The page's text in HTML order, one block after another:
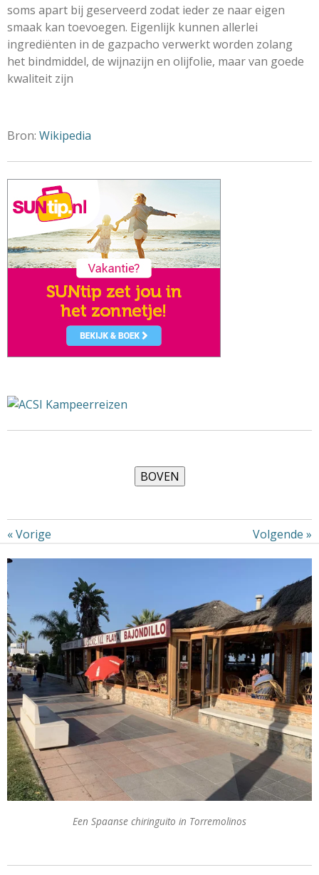
soms apart bij geserveerd zodat ieder ze naar eigen
smaak kan toevoegen. Eigenlijk kunnen allerlei
ingrediënten in de gazpacho verwerkt worden zolang
het bindmiddel, de wijnazijn en olijfolie, maar van goede
kwaliteit zijn
Bron: Wikipedia
«Vorige Volgende »
Een Spaanse chiringuito in Torremolinos